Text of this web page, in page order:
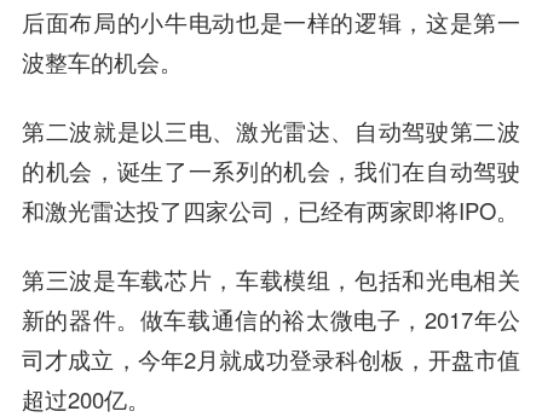
后面布局的小牛电动也是一样的逻辑，这是第一
波整车的机会。
第二波就是以三电、激光雷达、自动驾驶第二波
的机会，诞生了一系列的机会，我们在自动驾驶
和激光雷达投了四家公司，已经有两家即将IPO。
第三波是车载芯片，车载模组，包括和光电相关
新的器件。做车载通信的裕太微电子，2017年公
司才成立，今年2月就成功登录科创板，开盘市值
超过200亿。